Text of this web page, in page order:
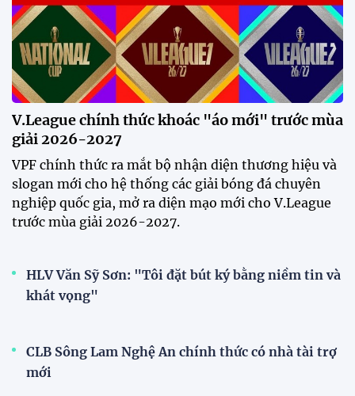
không đều hạnh phúc"
12:20 30/07/2026
Phóng viên Singapore bất ngờ
xuất hiện tại sân tập để theo dõi
sao nhập tịch tuyển Việt Nam
Đội tuyển Việt Nam chạm trán
Thái Lan tại Division 1 FIFA
dịch ASIAD 2026